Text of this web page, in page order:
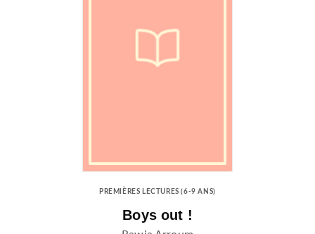
PREMIÈRES LECTURES (6-9 ANS)
Boys out !